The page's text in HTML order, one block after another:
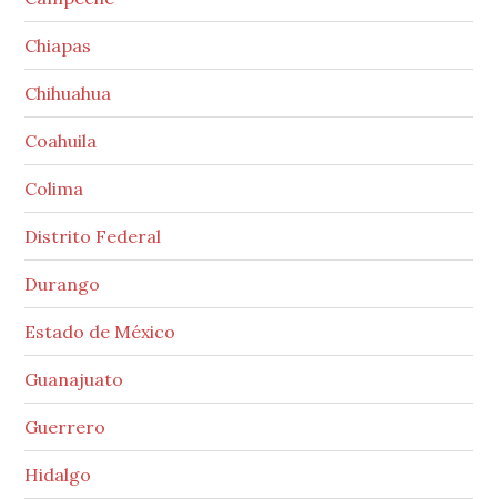
Chiapas
Chihuahua
Coahuila
Colima
Distrito Federal
Durango
Estado de México
Guanajuato
Guerrero
Hidalgo